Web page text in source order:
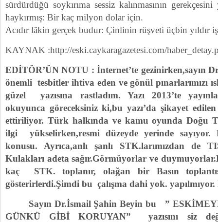
sürdürdüğü soykırıma sessiz kalınmasının
haykırmış: Bir kaç milyon dolar için.
Acıdır lâkin gerçek budur: Çinlinin rüşveti üçbin yıldır
KAYNAK :http://eski.caykaragazetesi.com/
EDİTÖR’ÜN NOTU : İnternet’te gezinirken,sayın
önemli tesbitler ihtiva eden ve gönül pınarlarımızı
güzel yazısına rastladım. Yazı 2013’te
okuyunca göreceksiniz ki,bu yazı’da şikayet
ettiriliyor. Türk halkında ve kamu oyunda Doğu
ilgi yükselirken,resmi düzeyde yerinde sayıyor.
konusu. Ayrıca,anlı şanlı STK.larımızdan de
Kulakları adeta sağır.Görmüyorlar ve
kaç STK. toplanır, olağan bir Basın
gösterirlerdi.Şimdi bu çalışma dahi yok.
Sayın Dr.İsmail Şahin Beyin bu ”
GÜNKÜ GİBİ KORUYAN” yazısını siz